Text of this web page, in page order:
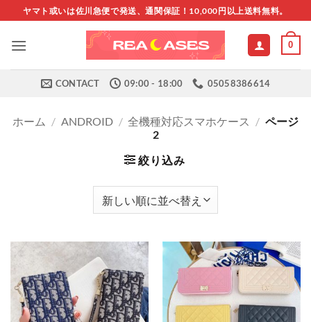
to
content
ヤマト或いは佐川急便で発送、通関保証！10,000円以上送料無料。
0
CONTACT 09:00 - 18:00 05058386614
ホーム / ANDROID / 全機種対応スマホケース / ページ
2
絞り込み